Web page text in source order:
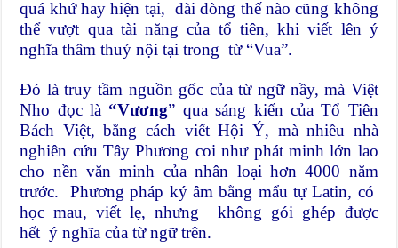
quá khứ hay hiện tại, dài dòng thế nào cũng không
thể vượt qua tài năng của tổ tiên, khi viết lên ý
nghĩa thâm thuý nội tại trong từ “Vua”.
Đó là truy tầm nguồn gốc của từ ngữ nầy, mà Việt
Nho đọc là “Vương” qua sáng kiến của Tổ Tiên
Bách Việt, bằng cách viết Hội Ý, mà nhiều nhà
nghiên cứu Tây Phương coi như phát minh lớn lao
cho nền văn minh của nhân loại hơn 4000 năm
trước. Phương pháp ký âm bằng mẩu tự Latin, có
học mau, viết lẹ, nhưng không gói ghép được
hết ý nghĩa của từ ngữ trên.